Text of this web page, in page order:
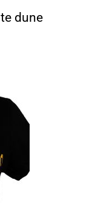
dune